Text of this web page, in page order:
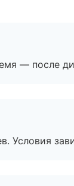
— после